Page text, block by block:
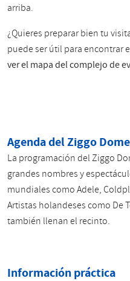
arriba.
¿Quieres preparar bien tu
puede ser útil para encontrar
ver el mapa del complejo de
Agenda del Ziggo Dome
La programación del Ziggo
grandes nombres y
mundiales como Adele,
Artistas holandeses como De
también llenan el recinto.
Información práctica